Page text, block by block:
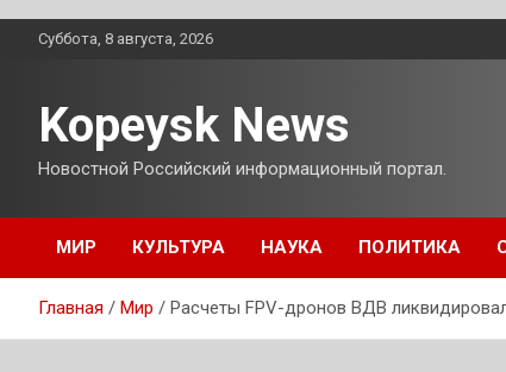
ПерейтиСуббота, 8 августа, 2026
Kopeysk News
Новостной Российский информационный портал.
МИР КУЛЬТУРА НАУКА ПОЛИТИКА
Главная Мир Расчеты FPV-дронов ВДВ